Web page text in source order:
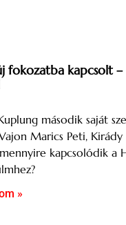
fokozatba kapcsolt
második saját
Marics Peti,
kapcsolódik a
»